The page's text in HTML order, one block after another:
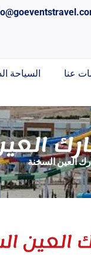
عنا السياحة
العين السخنة
العين